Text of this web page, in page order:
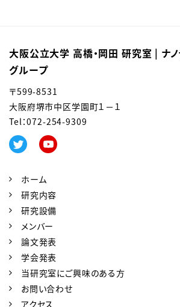
大阪公立大学 高橋・岡田 研究室 | ナ
グループ
〒599-8531
大阪府堺市中区学園町１－１
Tel：072-254-9309
ホーム
研究内容
研究設備
メンバー
論文発表
学会発表
当研究室にご興味のある方
お問い合わせ
アクセス